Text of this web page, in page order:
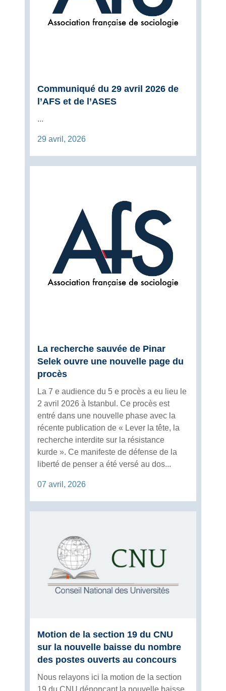
Communiqué du 29 avril 2026 de
l’AFS et de l’ASES
...
29 avril, 2026
La recherche sauvée de Pinar
Selek ouvre une nouvelle page du
procès
La 7 e audience du 5 e procès a eu lieu le
2 avril 2026 à Istanbul. Ce procès est
entré dans une nouvelle phase avec la
récente publication de « Lever la tête, la
recherche interdite sur la résistance
kurde ». Ce manifeste de défense de la
liberté de penser a été versé au dos...
07 avril, 2026
Motion de la section 19 du CNU
sur la nouvelle baisse du nombre
des postes ouverts au concours
Nous relayons ici la motion de la section
19 du CNU dénonçant la nouvelle baisse